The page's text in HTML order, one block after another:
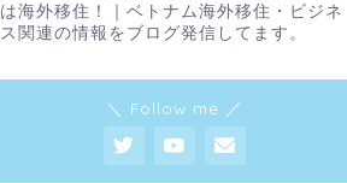
は海外移住！｜ベトナム海外移住・ビジネ
ス関連の情報をブログ発信してます。
＼ Follow me ／